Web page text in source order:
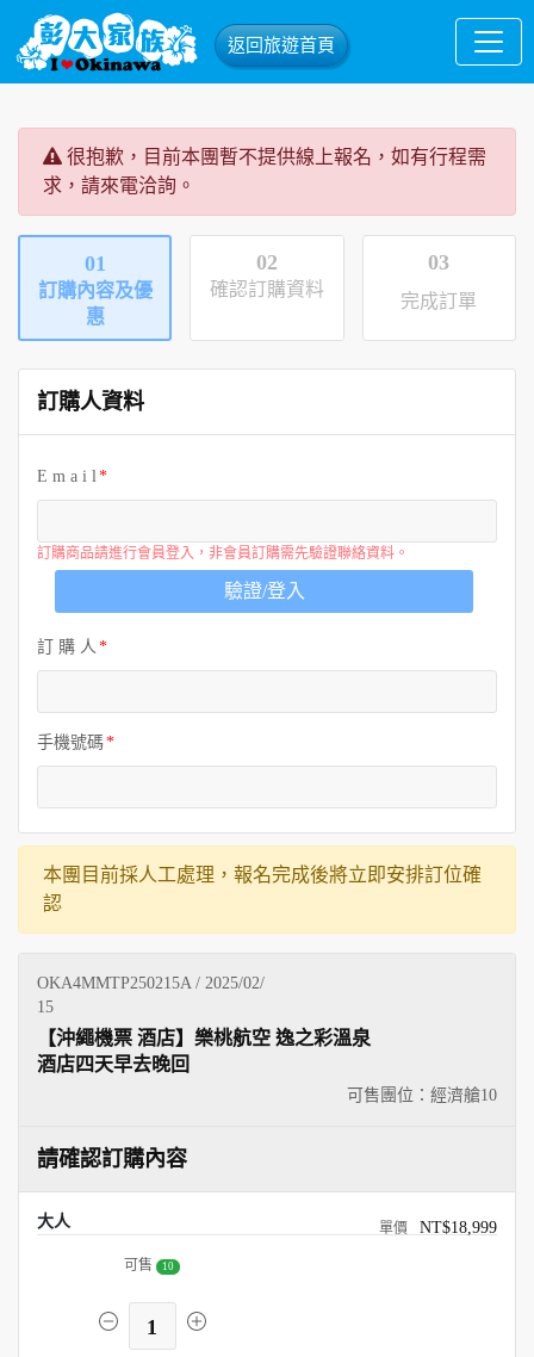
返回旅遊首頁
很抱歉，目前本團暫不提供線上報名，如有行程需
求，請來電洽詢。
01
訂購內容及優
惠
02
確認訂購資料
03
完成訂單
訂購人資料
E m a i l
訂購商品請進行會員登入，非會員訂購需先驗證聯絡資料。
驗證/登入
訂 購 人
手機號碼
本團目前採人工處理，報名完成後將立即安排訂位確
認
OKA4MMTP250215A / 2025/02/
15
可售團位：經濟艙10
【沖繩機票 酒店】樂桃航空 逸之彩溫泉
酒店四天早去晚回
請確認訂購內容
大人 NT$18,999
可售 10
1